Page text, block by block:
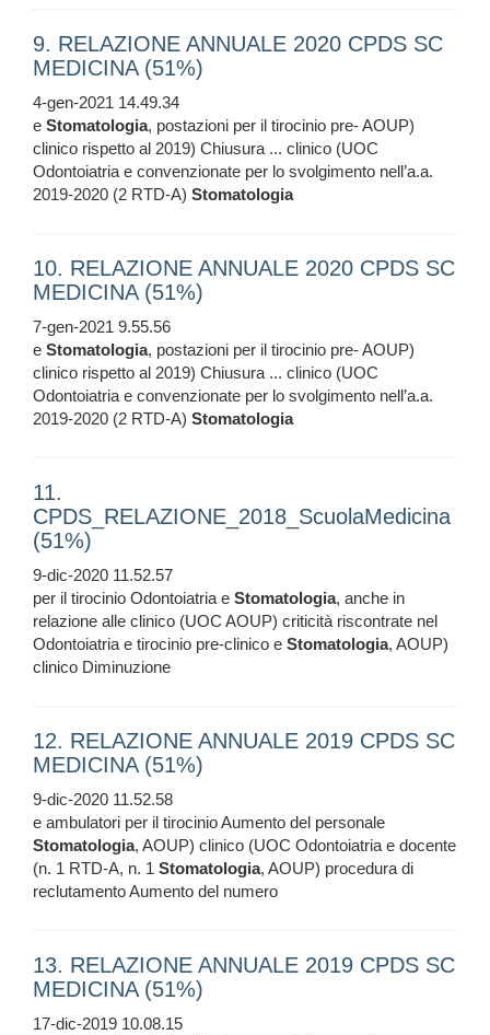
9. RELAZIONE ANNUALE 2020 CPDS SC
MEDICINA (51%)
4-gen-2021 14.49.34
e Stomatologia, postazioni per il tirocinio pre- AOUP)
clinico rispetto al 2019) Chiusura ... clinico (UOC
Odontoiatria e convenzionate per lo svolgimento nell’a.a.
2019-2020 (2 RTD-A) Stomatologia
10. RELAZIONE ANNUALE 2020 CPDS SC
MEDICINA (51%)
7-gen-2021 9.55.56
e Stomatologia, postazioni per il tirocinio pre- AOUP)
clinico rispetto al 2019) Chiusura ... clinico (UOC
Odontoiatria e convenzionate per lo svolgimento nell’a.a.
2019-2020 (2 RTD-A) Stomatologia
11.
CPDS_RELAZIONE_2018_ScuolaMedicina
(51%)
9-dic-2020 11.52.57
per il tirocinio Odontoiatria e Stomatologia, anche in
relazione alle clinico (UOC AOUP) criticità riscontrate nel
Odontoiatria e tirocinio pre-clinico e Stomatologia, AOUP)
clinico Diminuzione
12. RELAZIONE ANNUALE 2019 CPDS SC
MEDICINA (51%)
9-dic-2020 11.52.58
e ambulatori per il tirocinio Aumento del personale
Stomatologia, AOUP) clinico (UOC Odontoiatria e docente
(n. 1 RTD-A, n. 1 Stomatologia, AOUP) procedura di
reclutamento Aumento del numero
13. RELAZIONE ANNUALE 2019 CPDS SC
MEDICINA (51%)
17-dic-2019 10.08.15